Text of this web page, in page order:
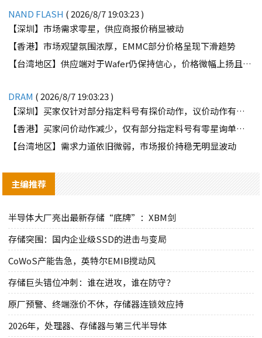
NAND FLASH ( 2026/8/7 19:03:23 )
【深圳】市场需求零星，供应商报价稍显被动
【香港】市场观望氛围浓厚，EMMC部分价格呈现下滑趋势
【台湾地区】供应端对于Wafer仍保持信心，价格微幅上扬且惜售态度不变
DRAM ( 2026/8/7 19:03:23 )
【深圳】买家仅针对部分指定料号有探价动作，议价动作有所减少
【香港】买家问价动作减少，仅有部分指定料号有零星询单动作
【台湾地区】需求力道依旧微弱，市场报价持稳无明显波动
主编推荐
半导体大厂亮出最新存储“底牌”：XBM剑
存储突围：国内企业级SSD的进击与变局
CoWoS产能告急，英特尔EMIB搅动风
存储巨头错位冲刺：谁在进攻，谁在防守？
原厂预警、终端涨价不休，存储器连锁效应持
2026年，处理器、存储器与第三代半导体